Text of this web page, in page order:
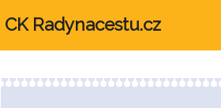
CK Radynacestu.cz